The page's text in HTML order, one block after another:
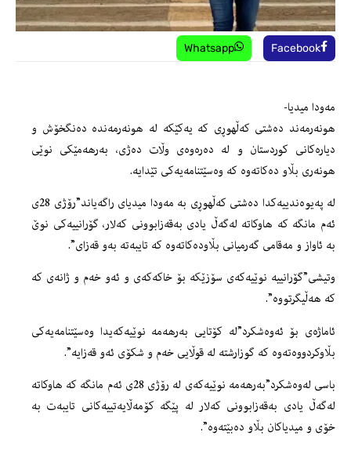
Facebook
Whatsapp
مەودا میدیا-
هونەرمەند دەشتی كەڵهوڕی كە یەكێكە لە هونەرمەندە دەنگخۆش و
دیارەكانی كوردستان و لە دەرەوەی وڵات دەژی، بەرهەمێكی نوێی
هونەری بڵاو دەكاتەوە كە وەسێتنامەیەكی تێدایە.
لە پەیوەندییەكدا دەشتی كەڵهوڕی بە مەودا میدیای راگەیاند”رۆژی 28ی
ئەم مانگە كە هاوكاتە لەگەڵ یادی بەقەزابوونی كەلار، گۆرانییەكی نوێ‌
بە ئاواز و مەقامی گەرمیانی بڵاودەكاتەوە كە تایبەتە بەو قەزای”.
وتیشی”گۆرانییە نوێیەكەی سۆزێكە بۆ خاكەكەی و ئەو خەم و ژانەی كە
كە هەڵیگرتووە”.
ئاماژەی بۆ ئەوەشكرد”لە كۆتایی بەرهەمە نوێیەكەیدا وەسێتنامەیەكی
بڵاوكردووەتەوە كە گوزارشتە لە قوڵایی خەم و شكۆی ئەو قەزایە”.
باسی لەوەشكرد”بەرهەمە نوێیەكەی لە رۆژی 28ی ئەم مانگە كە هاوكاتە
لەگەڵ یادی بەقەزابوونی كەلار لە پێگە كۆمەڵایەتییەكانی تایبەت بە
خۆی و میدیاكان بڵاو دەبێتەوە”.